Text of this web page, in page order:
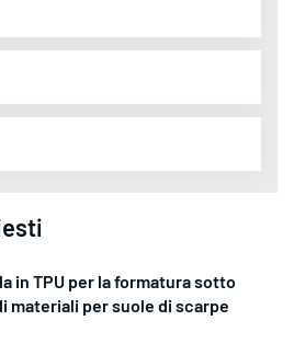
in TPU per la formatura sotto
materiali per suole di scarpe